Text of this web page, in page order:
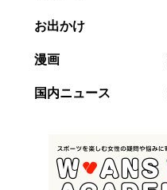
お出かけ
漫画
国内ニュース